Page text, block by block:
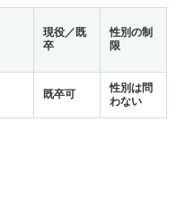
現役／既
卒
性別の制
限
既卒可
性別は問
わない